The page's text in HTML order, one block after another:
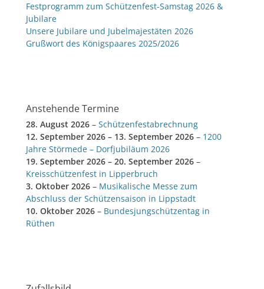
Festprogramm zum Schützenfest-Samstag 2026 &
Jubilare
Unsere Jubilare und Jubelmajestäten 2026
Grußwort des Königspaares 2025/2026
Anstehende Termine
28. August 2026 – Schützenfestabrechnung
12. September 2026 – 13. September 2026 – 1200
Jahre Störmede – Dorfjubiläum 2026
19. September 2026 – 20. September 2026 –
Kreisschützenfest in Lipperbruch
3. Oktober 2026 – Musikalische Messe zum
Abschluss der Schützensaison in Lippstadt
10. Oktober 2026 – Bundesjungschützentag in
Rüthen